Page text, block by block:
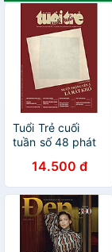
Tuổi Trẻ cuối
tuần số 48 phát
12-2025
14.500 đ